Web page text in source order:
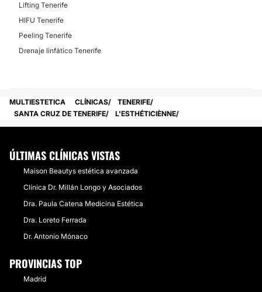
Depilación láser
Desde 20 € hasta 250 €
Dietas
DERMATOLOGÍA
Tratamiento antiacné
ÁCIDO HIALURÓNICO
funciones del hialurónico en nuestra piel hace de él un
servicio estrella a la hora de elegir un tratamiento
Desde:20 €hasta
Lifting Tenerife
HIFU Tenerife
Peeling Tenerife
Drenaje linfático Tenerife
MULTIESTETICA CLÍNICAS
TENERIFE
SANTA CRUZ DE TENERIFE
L'ESTHÉTICIÈNNE
ÚLTIMAS CLÍNICAS VISTAS
Maison Beautys estética avanzada
Clínica Dr. Millán Longo y Asociados
Dra. Paula Catena Medicina Estética
Dra. Loreto Ferrada
Dr. Antonio Mónaco
PROVINCIAS TOP
Madrid